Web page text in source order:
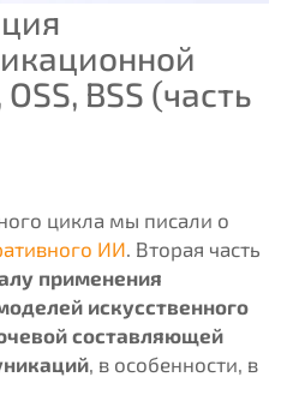
BSS (часть
цикла мы писали о
ИИ. Вторая часть
применения
искусственного
составляющей
, в особенности, в